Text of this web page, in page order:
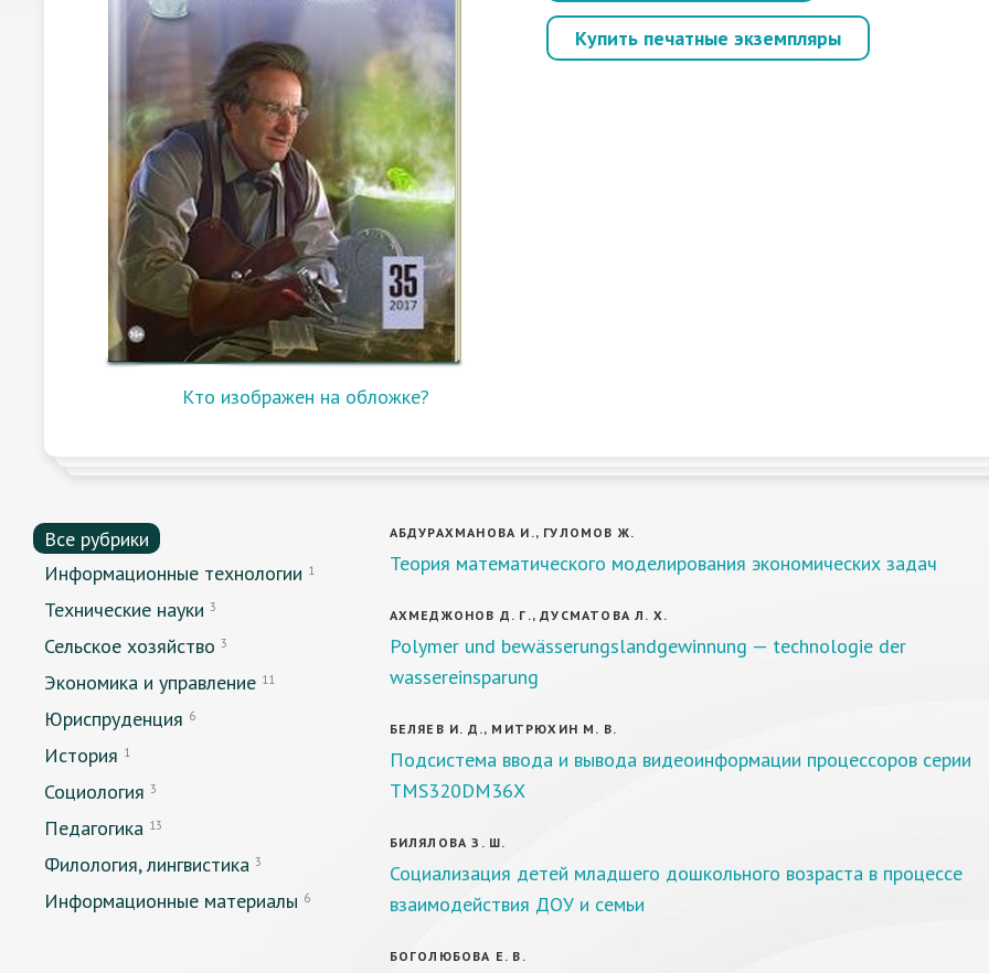
Кто изображен на обложке?
Купить печатные экземпляры
Все рубрики
Информационные технологии 1
Технические науки 3
Сельское хозяйство 3
Экономика и управление 11
Юриспруденция 6
История 1
Социология 3
Педагогика 13
Филология, лингвистика 3
Информационные материалы 6
АБДУРАХМАНОВА И., ГУЛОМОВ Ж.
Теория математического моделирования экономических задач
АХМЕДЖОНОВ Д. Г., ДУСМАТОВА Л. Х.
Polymer und bewässerungslandgewinnung — technologie der
wassereinsparung
БЕЛЯЕВ И. Д., МИТРЮХИН М. В.
Подсистема ввода и вывода видеоинформации процессоров серии
TMS320DM36X
БИЛЯЛОВА З. Ш.
Социализация детей младшего дошкольного возраста в процессе
взаимодействия ДОУ и семьи
БОГОЛЮБОВА Е. В.